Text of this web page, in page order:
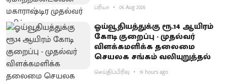
ப்ரியா 06 Aug 2026
ஓய்வூதியத்துக்கு ரூ.14 ஆயிரம்
கோடி குறைப்பு - முதல்வர்
விளக்கமளிக்க தலைமை
செயலக சங்கம் வலியுறுத்தல்
செய்திப்பிரிவு 19 hours ago